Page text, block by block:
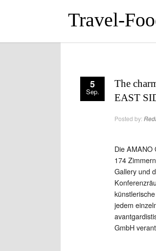
Travel-
5
Sep.
The
EAST
Posted by:
Die AMANO
174
Gallery und
jedem
GmbH